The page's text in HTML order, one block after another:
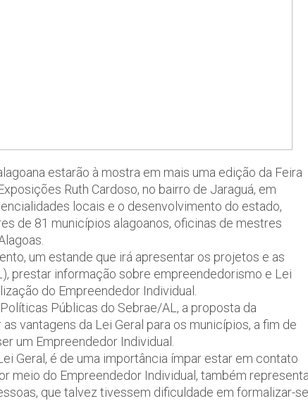
estarão à mostra em mais uma edição da Feira
Ruth Cardoso, no bairro de Jaraguá, em
locais e o desenvolvimento do estado,
de 81 municípios alagoanos, oficinas de mestres
um estande que irá apresentar os projetos e as
prestar informação sobre empreendedorismo e Lei
do Empreendedor Individual.
Públicas do Sebrae/AL, a proposta da
vantagens da Lei Geral para os municípios, a fim de
um Empreendedor Individual.
Geral, é de uma importância ímpar estar em contato
meio do Empreendedor Individual, também
que talvez tivessem dificuldade em formalizar-se